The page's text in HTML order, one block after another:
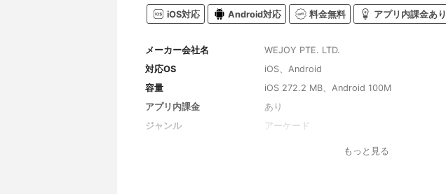
iOS対応 Android対応 料金無料 アプリ内課金あり
メーカー会社名
WEJOY PTE. LTD.
対応OS
iOS、Android
容量
iOS 272.2 MB、Android 100M
アプリ内課金
あり
ジャンル
アーケード
もっと見る